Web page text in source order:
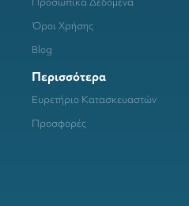
Όροι Χρήσης
Blog
Περισσότερα
Ευρετήριο Κατασκευαστών
Προσφορές